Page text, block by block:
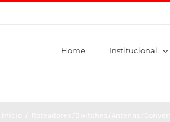
Home Institucional